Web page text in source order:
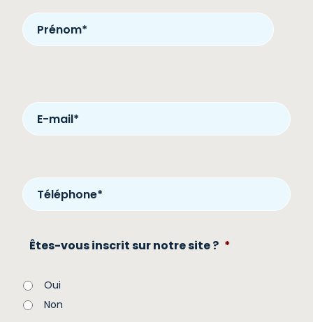
Êtes-vous inscrit sur notre site ? *
Oui
Non